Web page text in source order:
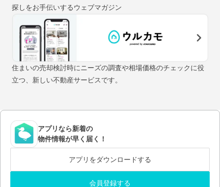
探しをお手伝いするウェブマガジン
住まいの売却検討時にニーズの調査や相場価格のチェックに役
立つ、新しい不動産サービスです。
アプリなら新着の
物件情報が早く届く！
アプリをダウンロードする
会員登録する